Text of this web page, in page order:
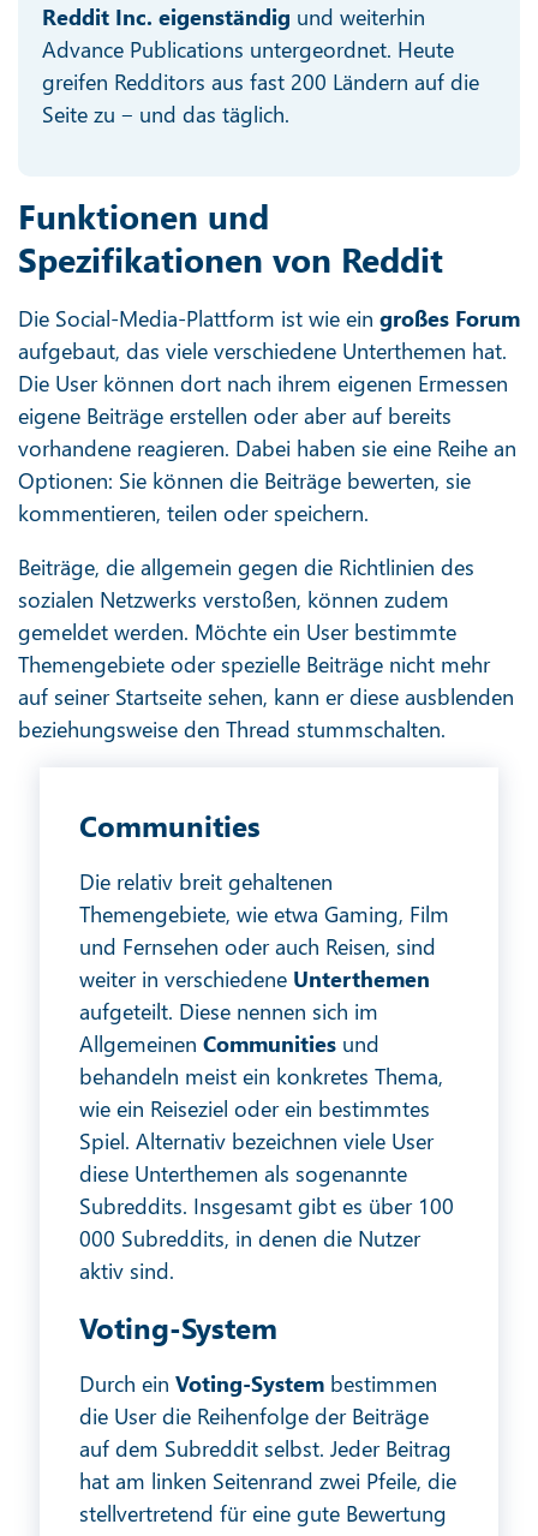
Reddit Inc. eigenständig und weiterhin
Advance Publications untergeordnet. Heute
greifen Redditors aus fast 200 Ländern auf die
Seite zu ‒ und das täglich.
Funktionen und
Spezifikationen von Reddit
Die Social-Media-Plattform ist wie ein großes Forum
aufgebaut, das viele verschiedene Unterthemen hat.
Die User können dort nach ihrem eigenen Ermessen
eigene Beiträge erstellen oder aber auf bereits
vorhandene reagieren. Dabei haben sie eine Reihe an
Optionen: Sie können die Beiträge bewerten, sie
kommentieren, teilen oder speichern.
Beiträge, die allgemein gegen die Richtlinien des
sozialen Netzwerks verstoßen, können zudem
gemeldet werden. Möchte ein User bestimmte
Themengebiete oder spezielle Beiträge nicht mehr
auf seiner Startseite sehen, kann er diese ausblenden
beziehungsweise den Thread stummschalten.
Communities
Die relativ breit gehaltenen
Themengebiete, wie etwa Gaming, Film
und Fernsehen oder auch Reisen, sind
weiter in verschiedene Unterthemen
aufgeteilt. Diese nennen sich im
AllgemeinenCommunities und
behandeln meist ein konkretes Thema,
wie ein Reiseziel oder ein bestimmtes
Spiel. Alternativ bezeichnen viele User
diese Unterthemen als sogenannte
Subreddits. Insgesamt gibt es über 100
000 Subreddits, in denen die Nutzer
aktiv sind.
Voting-System
Durch einVoting-System bestimmen
die User die Reihenfolge der Beiträge
auf dem Subreddit selbst. Jeder Beitrag
hat am linken Seitenrand zwei Pfeile, die
stellvertretend für eine gute Bewertung